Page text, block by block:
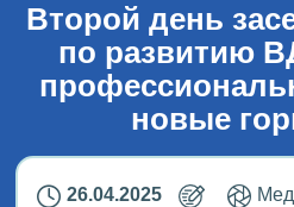
Второй день
по развитию
новые
26.04.2025